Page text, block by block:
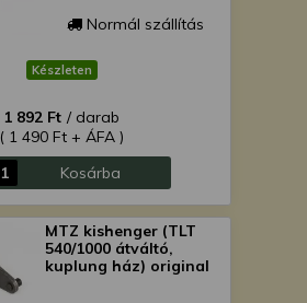
Normál szállítás
Készleten
1 892 Ft / darab
( 1 490 Ft + ÁFA )
Kosárba
MTZ kishenger (TLT
540/1000 átváltó,
kuplung ház) original